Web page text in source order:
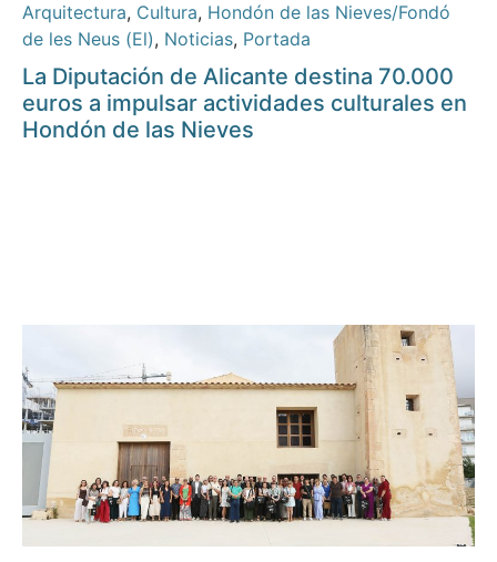
Arquitectura, Cultura, Hondón de las Nieves/Fondó
de les Neus (El), Noticias, Portada
La Diputación de Alicante destina 70.000
euros a impulsar actividades culturales en
Hondón de las Nieves